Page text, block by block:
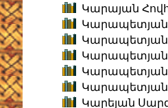
Կարայան
Կարապետյան
Կարապետյան
Կարապետյան
Կարապետյան
Կարեյան